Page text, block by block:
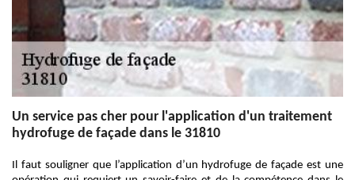
Un service pas cher pour l'application d'un traitement
hydrofuge de façade dans le 31810
Il faut souligner que l’application d’un hydrofuge de façade est une